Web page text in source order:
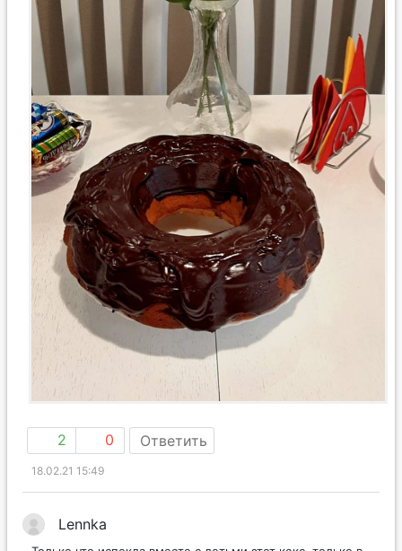
2 0 Ответить
18.02.21 15:49
Lennka